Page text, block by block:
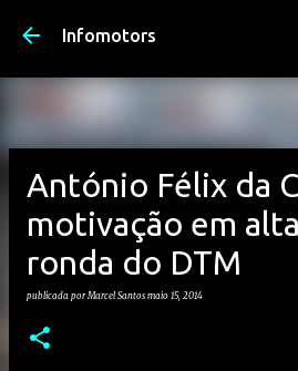
Avançar para o
Infomotors
António Félix da
motivação em
ronda do DTM
publicada porMarcel Santos maio 15, 2014